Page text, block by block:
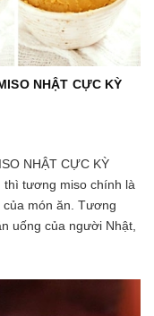
NHẬT CỰC KỲ
NHẬT CỰC KỲ
tương miso chính là
của món ăn. Tương
uống của người Nhật,